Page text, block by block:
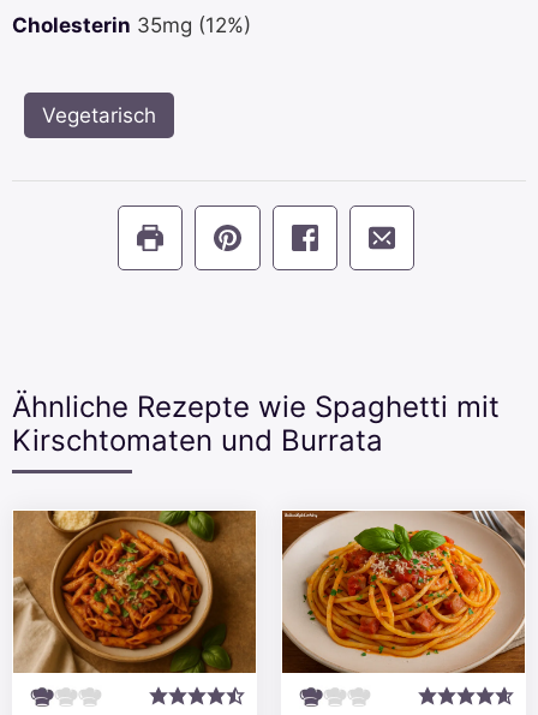
Cholesterin 35mg (12%)
Vegetarisch
Ähnliche Rezepte wie Spaghetti mit
Kirschtomaten und Burrata